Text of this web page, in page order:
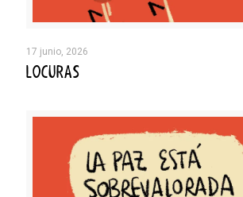
17 junio, 2026
LOCURAS